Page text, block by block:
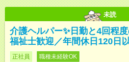
未読
介護ヘルパー✨日勤と4回程
福祉士歓迎／年間休日120日
正社員 職種未経験OK